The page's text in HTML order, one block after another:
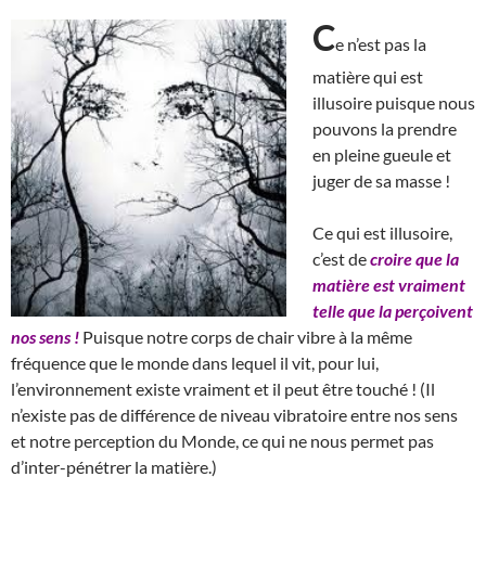
Ce n’est pas la
matière qui est
illusoire puisque nous
pouvons la prendre
en pleine gueule et
juger de sa masse !
Ce qui est illusoire,
c’est decroire que la
matière est vraiment
telle que la perçoivent
nos sens ! Puisque notre corps de chair vibre à la même
fréquence que le monde dans lequel il vit, pour lui,
l’environnement existe vraiment et il peut être touché ! (Il
n’existe pas de différence de niveau vibratoire entre nos sens
et notre perception du Monde, ce qui ne nous permet pas
d’inter-pénétrer la matière.)